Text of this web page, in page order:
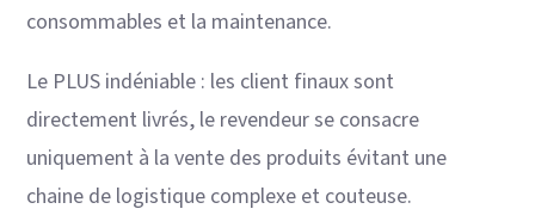
consommables et la maintenance.
Le PLUS indéniable : les client finaux sont
directement livrés, le revendeur se consacre
uniquement à la vente des produits évitant une
chaine de logistique complexe et couteuse.